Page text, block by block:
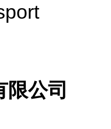
公司